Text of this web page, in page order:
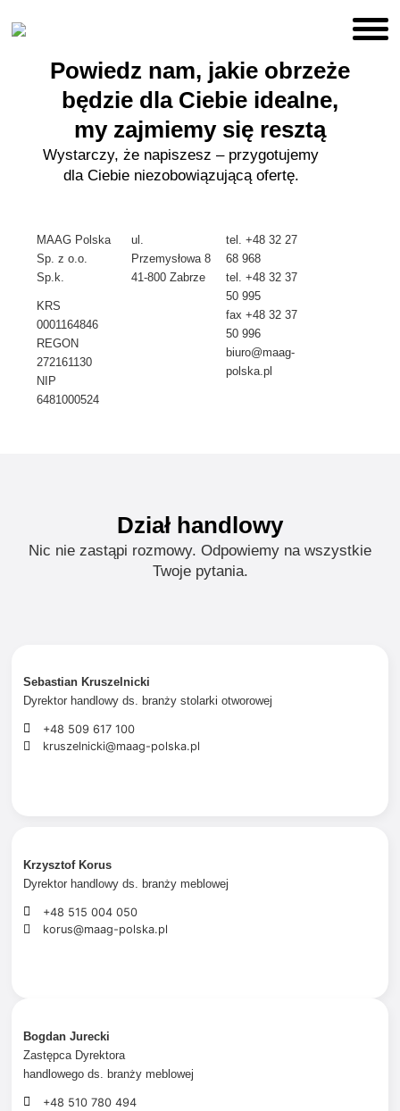
Powiedz nam, jakie obrzeże
będzie dla Ciebie idealne,
my zajmiemy się resztą
Wystarczy, że napiszesz – przygotujemy
dla Ciebie niezobowiązującą ofertę.
MAAG Polska
Sp. z o.o.
Sp.k.
KRS
0001164846
REGON
272161130
NIP
6481000524
ul.
Przemysłowa 8
41-800 Zabrze
tel. +48 32 27
68 968
tel. +48 32 37
50 995
fax +48 32 37
50 996
biuro@maag-
polska.pl
Dział handlowy
Nic nie zastąpi rozmowy. Odpowiemy na wszystkie
Twoje pytania.
Sebastian Kruszelnicki
Dyrektor handlowy ds. branży stolarki otworowej
+48 509 617 100
kruszelnicki@maag-polska.pl
Krzysztof Korus
Dyrektor handlowy ds. branży meblowej
+48 515 004 050
korus@maag-polska.pl
Bogdan Jurecki
Zastępca Dyrektora
handlowego ds. branży meblowej
+48 510 780 494